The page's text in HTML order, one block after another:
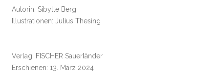
Autorin: Sibylle Berg
Illustrationen: Julius Thesing
Verlag: FISCHER Sauerländer
Erschienen: 13. März 2024